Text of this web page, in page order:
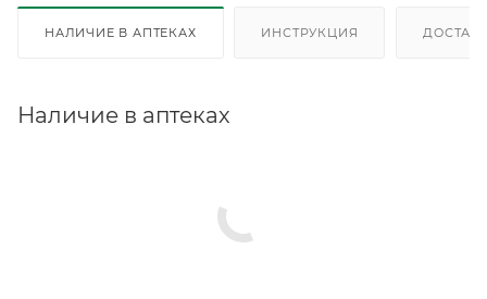
НАЛИЧИЕ В АПТЕКАХ ИНСТРУКЦИЯ
Наличие в аптеках